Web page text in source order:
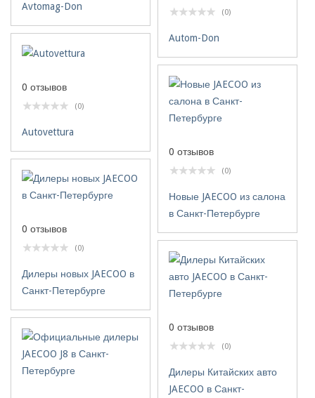
Avtomag-Don
(0)
Autom-Don
0 отзывов
(0)
Autovettura
0 отзывов
(0)
Новые JAECOO из салона
в Санкт-Петербурге
0 отзывов
(0)
Дилеры новых JAECOO в
Санкт-Петербурге
0 отзывов
(0)
Дилеры Китайских авто
JAECOO в Санкт-